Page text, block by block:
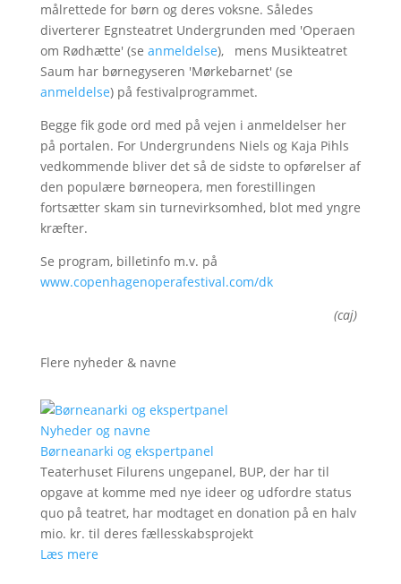
målrettede for børn og deres voksne. Således
diverterer Egnsteatret Undergrunden med 'Operaen
om Rødhætte' (se anmeldelse), mens Musikteatret
Saum har børnegyseren 'Mørkebarnet' (se
anmeldelse) på festivalprogrammet.
Begge fik gode ord med på vejen i anmeldelser her
på portalen. For Undergrundens Niels og Kaja Pihls
vedkommende bliver det så de sidste to opførelser af
den populære børneopera, men forestillingen
fortsætter skam sin turnevirksomhed, blot med yngre
kræfter.
Se program, billetinfo m.v. på
www.copenhagenoperafestival.com/dk
(caj)
Flere nyheder & navne
Nyheder og navne
Børneanarki og ekspertpanel
Teaterhuset Filurens ungepanel, BUP, der har til
opgave at komme med nye ideer og udfordre status
quo på teatret, har modtaget en donation på en halv
mio. kr. til deres fællesskabsprojekt
Læs mere